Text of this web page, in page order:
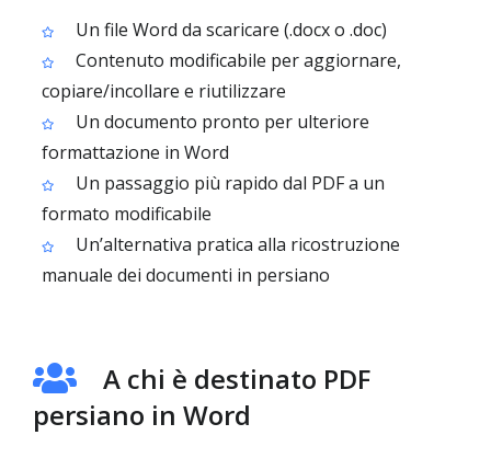
Un file Word da scaricare (.docx o .doc)
Contenuto modificabile per aggiornare,
copiare/incollare e riutilizzare
Un documento pronto per ulteriore
formattazione in Word
Un passaggio più rapido dal PDF a un
formato modificabile
Un’alternativa pratica alla ricostruzione
manuale dei documenti in persiano
A chi è destinato PDF
persiano in Word